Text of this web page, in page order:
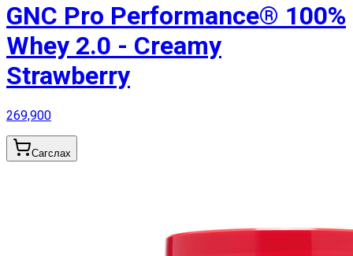
GNC Pro Performance® 100%
Whey 2.0 - Creamy
Strawberry
269,900
Сагслах